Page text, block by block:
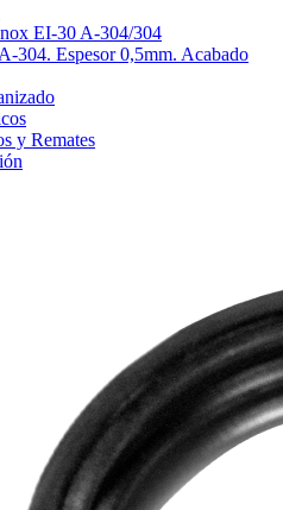
EI-30 A-304/304
304. Espesor 0,5mm. Acabado
y Remates